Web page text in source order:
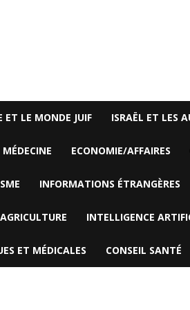
ET LE MONDE JUIF ISRAËL ET LES
MÉDECINE ECONOMIE/AFFAIRES
INFORMATIONS ÉTRANGÈRES
AGRICULTURE INTELLIGENCE
ET MÉDICALES CONSEIL SANTÉ